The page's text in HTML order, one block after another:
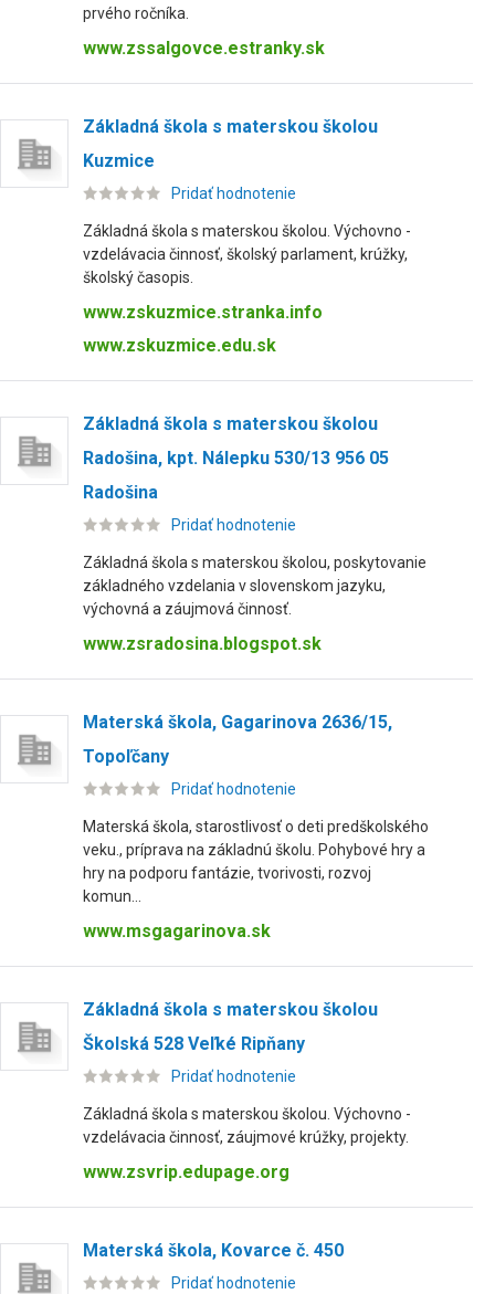
prvého ročníka.
www.zssalgovce.estranky.sk
Základná škola s materskou školou
Kuzmice
Pridať hodnotenie
Základná škola s materskou školou. Výchovno -
vzdelávacia činnosť, školský parlament, krúžky,
školský časopis.
www.zskuzmice.stranka.info
www.zskuzmice.edu.sk
Základná škola s materskou školou
Radošina, kpt. Nálepku 530/13 956 05
Radošina
Pridať hodnotenie
Základná škola s materskou školou, poskytovanie
základného vzdelania v slovenskom jazyku,
výchovná a záujmová činnosť.
www.zsradosina.blogspot.sk
Materská škola, Gagarinova 2636/15,
Topoľčany
Pridať hodnotenie
Materská škola, starostlivosť o deti predškolského
veku., príprava na základnú školu. Pohybové hry a
hry na podporu fantázie, tvorivosti, rozvoj
komun...
www.msgagarinova.sk
Základná škola s materskou školou
Školská 528 Veľké Ripňany
Pridať hodnotenie
Základná škola s materskou školou. Výchovno -
vzdelávacia činnosť, záujmové krúžky, projekty.
www.zsvrip.edupage.org
Materská škola, Kovarce č. 450
Pridať hodnotenie